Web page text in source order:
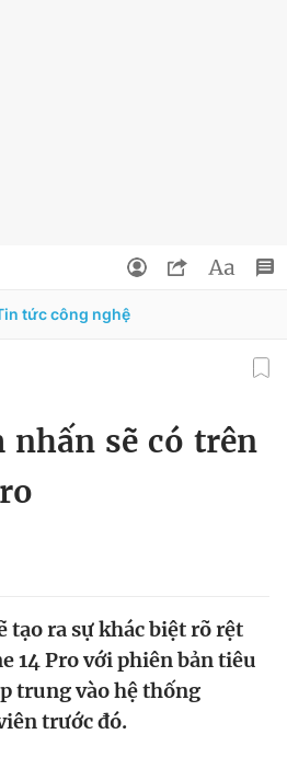
Tin 360
Magazine
tức công nghệ
nhấn sẽ có trên
tạo ra sự khác biệt rõ rệt
14 Pro với phiên bản tiêu
trung vào hệ thống
trước đó.